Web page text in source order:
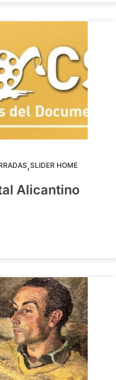
,SLIDER HOME
Alicantino